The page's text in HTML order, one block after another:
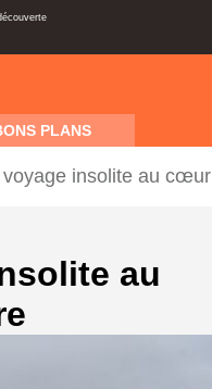
PLANS
insolite au
au